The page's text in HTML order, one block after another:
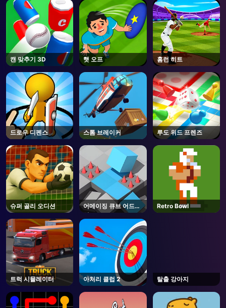
캔 맞추기 3D 햇 오프 홈런 히트
드로우 디펜스 스톰 브레이커 루도 위드 프렌즈
슈퍼 골리 오디션
어메이징 큐브 어드벤
처
Retro Bowl
트럭 시뮬레이터 아처리 클럽 2 탈출 강아지